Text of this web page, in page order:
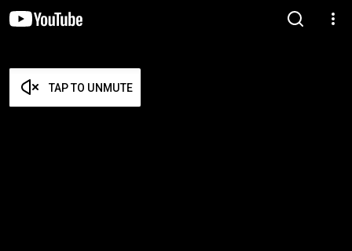
TAP TO UNMUTE